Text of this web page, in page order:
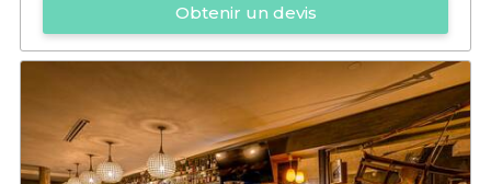
Obtenir un devis